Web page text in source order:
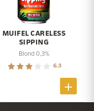
MUIFEL CARELESS
SIPPING
Blond 0,3%
6.3